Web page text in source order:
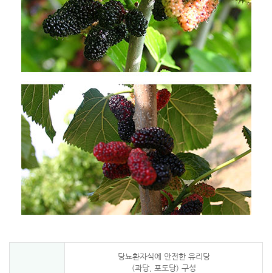
당뇨환자식에 안전한 유리당
(과당, 포도당) 구성